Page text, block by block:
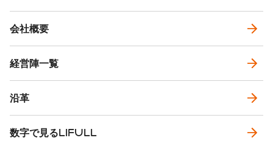
会社概要
経営陣一覧
沿革
数字で見るLIFULL